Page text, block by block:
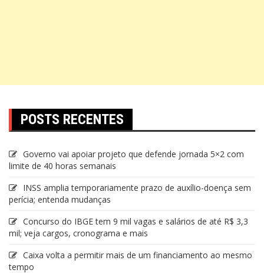
POSTS RECENTES
Governo vai apoiar projeto que defende jornada 5×2 com
limite de 40 horas semanais
INSS amplia temporariamente prazo de auxílio-doença sem
perícia; entenda mudanças
Concurso do IBGE tem 9 mil vagas e salários de até R$ 3,3
mil; veja cargos, cronograma e mais
Caixa volta a permitir mais de um financiamento ao mesmo
tempo